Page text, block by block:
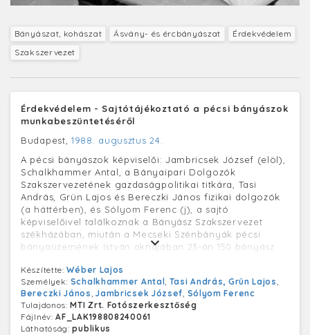
Bányászat, kohászat Ásvány- és ércbányászat
Érdekvédelem
Szakszervezet
Érdekvédelem - Sajtótájékoztató a pécsi bányászok
munkabeszüntetéséről
Budapest, 1988. augusztus 24.
A pécsi bányászok képviselői: Jambricsek József (elöl),
Schalkhammer Antal, a Bányaipari Dolgozók
Szakszervezetének gazdaságpolitikai titkára, Tasi
András, Grün Lajos és Bereczki János fizikai dolgozók
(a háttérben), és Sólyom Ferenc (j), a sajtó
képviselőivel találkoznak a Bányász Szakszervezet
székházában, miután a Mecseki Szénbányák pécsi
bányaüzemének István aknájában 23-án 150 bányász
1988. augusztus 23-24-én estétől estéig tartó sztrájkot
tartottak a Mecseki Szénbányák dolgozói. A
figyelmeztető munkabeszüntetés közvetlen kiváltó oka
a tegnap közzétett hirdetmény volt, arról, hogy múlt
évi teljesítményeik alapján Pécsbánya dolgozói
Készítette:Wéber Lajos
Személyek: Schalkhammer Antal Tasi András, Grün Lajos
Bereczki János ,Jambricsek József Sólyom Ferenc
Tulajdonos:MTI Zrt. Fotószerkesztőség
Fájlnév:AF_LAK198808240061
Láthatóság:publikus